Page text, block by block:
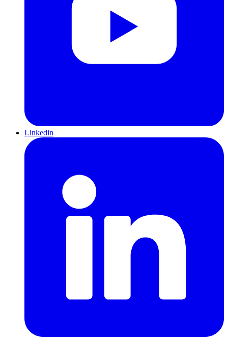
Linkedin